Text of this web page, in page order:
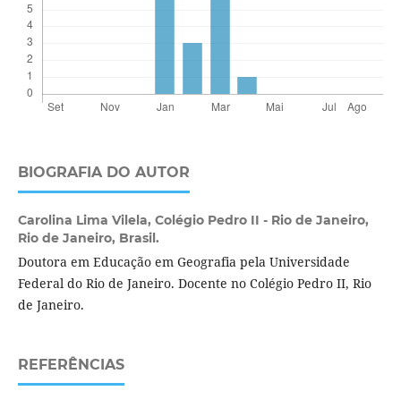
BIOGRAFIA DO AUTOR
Carolina Lima Vilela, Colégio Pedro II - Rio de Janeiro,
Rio de Janeiro, Brasil.
Doutora em Educação em Geografia pela Universidade
Federal do Rio de Janeiro. Docente no Colégio Pedro II, Rio
de Janeiro.
REFERÊNCIAS